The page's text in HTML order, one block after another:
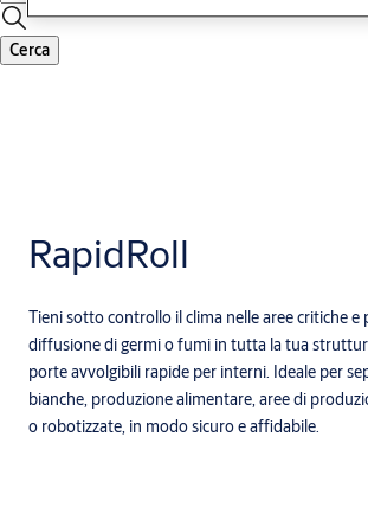
Cerca
RapidRoll
Tieni sotto controllo il clima nelle aree critiche e
diffusione di germi o fumi in tutta la tua
porte avvolgibili rapide per interni. Ideale per
bianche, produzione alimentare, aree di
o robotizzate, in modo sicuro e affidabile.